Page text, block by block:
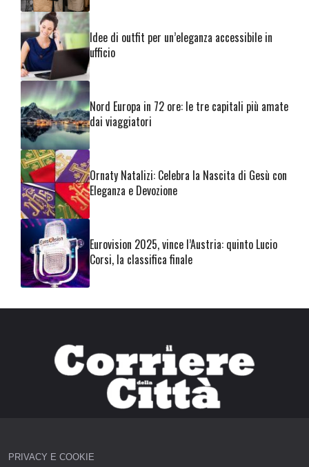
Idee di outfit per un’eleganza accessibile in
ufficio
Nord Europa in 72 ore: le tre capitali più amate
dai viaggiatori
Ornaty Natalizi: Celebra la Nascita di Gesù con
Eleganza e Devozione
Eurovision 2025, vince l’Austria: quinto Lucio
Corsi, la classifica finale
PRIVACY E COOKIE